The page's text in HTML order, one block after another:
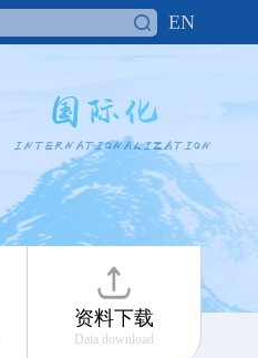
EN
资料下载
Data download